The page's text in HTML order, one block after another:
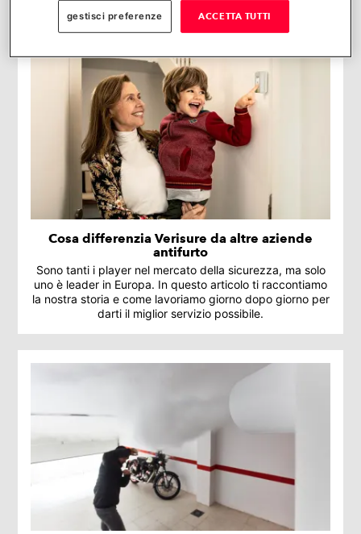
Cosa differenzia Verisure da altre aziende
antifurto
Sono tanti i player nel mercato della sicurezza, ma solo
uno è leader in Europa. In questo articolo ti raccontiamo
la nostra storia e come lavoriamo giorno dopo giorno per
darti il miglior servizio possibile.
gestisci preferenze ACCETTA TUTTI